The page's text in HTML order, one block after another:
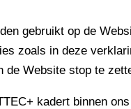
gebruikt op de
zoals in deze
de Website stop te
kadert binnen